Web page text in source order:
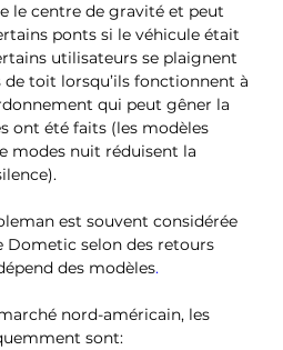
le centre de gravité et peut
ponts si le véhicule était
utilisateurs se plaignent
toit lorsqu’ils fonctionnent à
qui peut gêner la
ont été faits (les modèles
modes nuit réduisent la
est souvent considérée
Dometic selon des retours
des modèles.
nord-américain, les
sont: